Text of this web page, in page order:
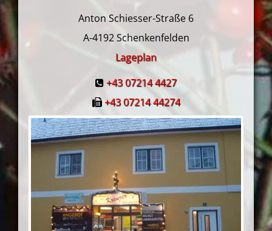
Anton Schiesser-Straße 6
A-4192 Schenkenfelden
Lageplan
+43 07214 4427
+43 07214 44274